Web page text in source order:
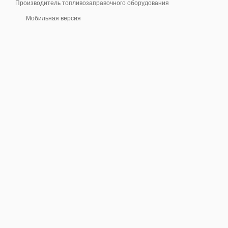
Производитель топливозаправочного оборудования
Мобильная версия